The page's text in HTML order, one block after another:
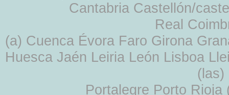
Cantabria Castellón/
Real
(a) Cuenca Évora Faro Girona
Huesca Jaén Leiria León Lisboa
Portalegre Porto